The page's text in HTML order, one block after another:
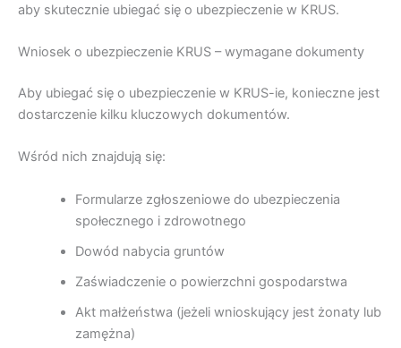
aby skutecznie ubiegać się o ubezpieczenie w KRUS.
Wniosek o ubezpieczenie KRUS – wymagane dokumenty
Aby ubiegać się o ubezpieczenie w KRUS-ie, konieczne jest
dostarczenie kilku kluczowych dokumentów.
Wśród nich znajdują się:
Formularze zgłoszeniowe do ubezpieczenia
społecznego i zdrowotnego
Dowód nabycia gruntów
Zaświadczenie o powierzchni gospodarstwa
Akt małżeństwa (jeżeli wnioskujący jest żonaty lub
zamężna)